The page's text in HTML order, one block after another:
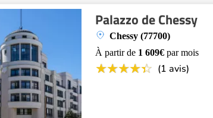
Palazzo de Chessy
Chessy (77700)
À partir de 1 609€ par mois
(1 avis)